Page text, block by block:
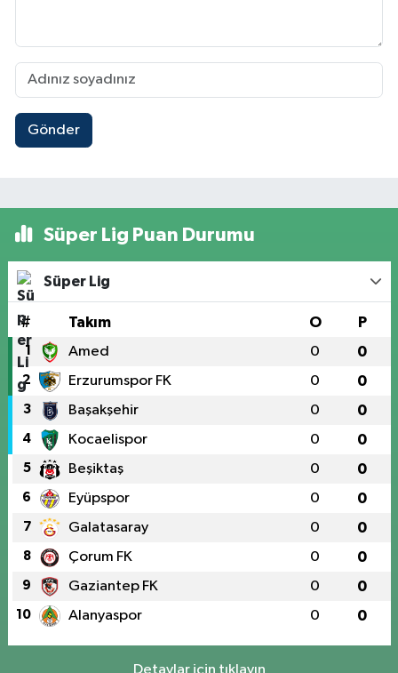
Gönder
Süper Lig Puan Durumu
Süper Lig
# Takım O P
1 Amed 0 0
2 Erzurumspor FK 0 0
3 Başakşehir 0 0
4 Kocaelispor 0 0
5 Beşiktaş 0 0
6 Eyüpspor 0 0
7 Galatasaray 0 0
8 Çorum FK 0 0
9 Gaziantep FK 0 0
10 Alanyaspor 0 0